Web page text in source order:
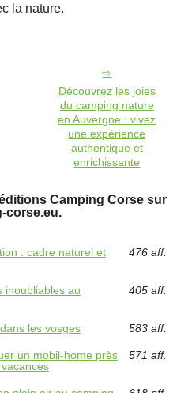
la nature.
Découvrez les joies
du camping nature
en Auvergne : vivez
une expérience
authentique et
enrichissante
Camping Corse sur
corse.eu.
: cadre naturel et
476 aff.
inoubliables au
405 aff.
les vosges 583 aff.
un mobil-home près
571 aff.